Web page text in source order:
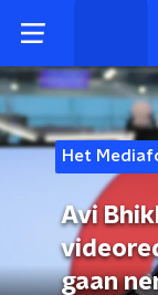
Het
Avi
gaan